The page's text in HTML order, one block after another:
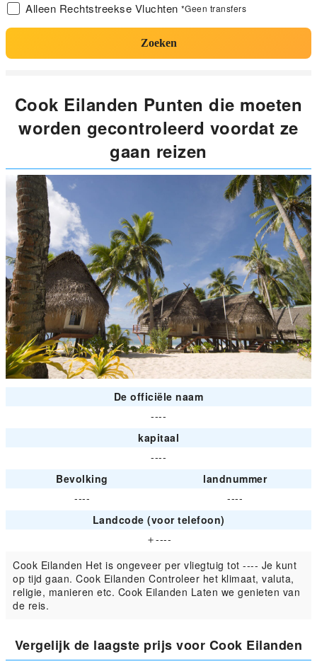
Alleen Rechtstreekse Vluchten *Geen transfers
Zoeken
Cook Eilanden Punten die moeten
worden gecontroleerd voordat ze
gaan reizen
De officiële naam
----
kapitaal
----
Bevolking
landnummer
----
----
Landcode (voor telefoon)
＋----
Cook Eilanden Het is ongeveer per vliegtuig tot ---- Je kunt
op tijd gaan. Cook Eilanden Controleer het klimaat, valuta,
religie, manieren etc. Cook Eilanden Laten we genieten van
de reis.
Vergelijk de laagste prijs voor Cook Eilanden